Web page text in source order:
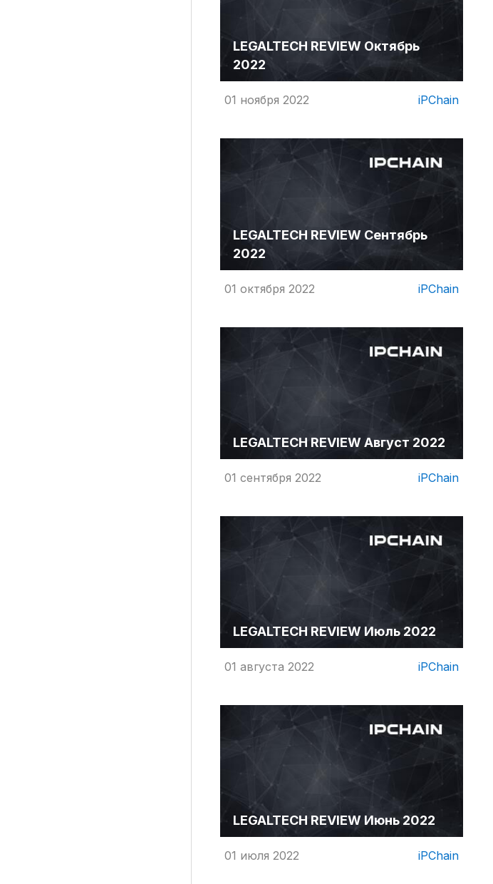
LEGALTECH REVIEW Октябрь
2022
01 ноября 2022 iPChain
LEGALTECH REVIEW Сентябрь
2022
01 октября 2022 iPChain
LEGALTECH REVIEW Август 2022
01 сентября 2022 iPChain
LEGALTECH REVIEW Июль 2022
01 августа 2022 iPChain
LEGALTECH REVIEW Июнь 2022
01 июля 2022 iPChain